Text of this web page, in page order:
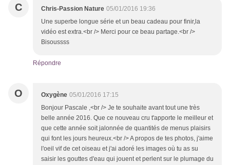
C Chris-Passion Nature 05/01/2016 19:36
Une superbe longue série et un beau cadeau pour finir,la
vidéo est extra.<br /> Merci pour ce beau partage.<br />
Bisoussss
Répondre
O Oxygène 05/01/2016 17:15
Bonjour Pascale ,<br /> Je te souhaite avant tout une très
belle année 2016. Que ce nouveau cru t'apporte le meilleur et
que cette année soit jalonnée de quantités de menus plaisirs
qui font les jours heureux.<br /> A propos de tes photos, j'aime
l'oeil vif de cet oiseau et j'ai adoré les images où tu as su
saisir les gouttes d'eau qui jouent et perlent sur le plumage du